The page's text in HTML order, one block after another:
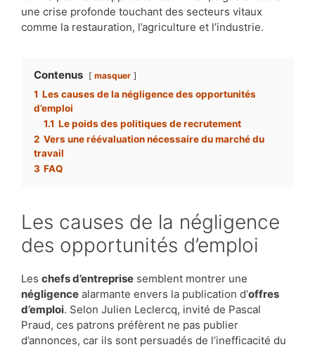
une crise profonde touchant des secteurs vitaux
comme la restauration, l’agriculture et l’industrie.
Contenus masquer
1 Les causes de la négligence des opportunités
d’emploi
1.1 Le poids des politiques de recrutement
2 Vers une réévaluation nécessaire du marché du
travail
3 FAQ
Les causes de la négligence
des opportunités d’emploi
Les chefs d’entreprise semblent montrer une
négligence alarmante envers la publication d’offres
d’emploi. Selon Julien Leclercq, invité de Pascal
Praud, ces patrons préfèrent ne pas publier
d’annonces, car ils sont persuadés de l’inefficacité du